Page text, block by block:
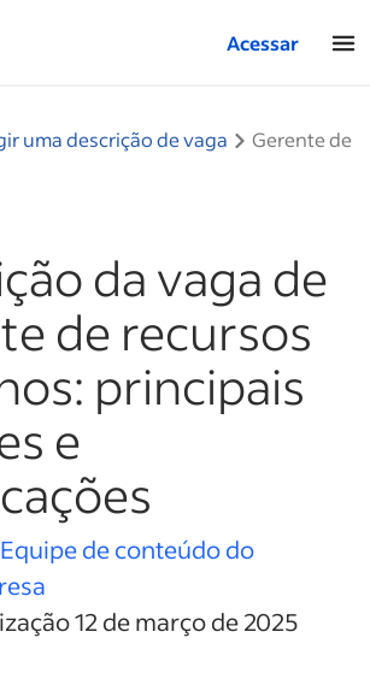
— Para empresas
Acessar
uma descrição de vaga
Gerente de
da vaga de
de recursos
principais
e
Equipe de conteúdo do
12 de março de 2025